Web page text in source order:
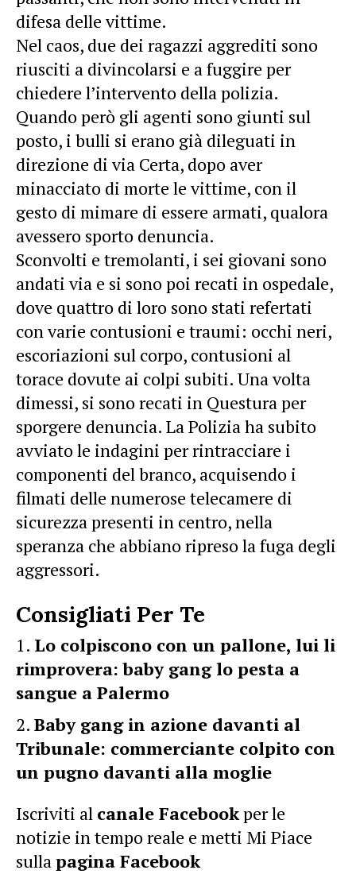
difesa delle vittime.
Nel caos, due dei ragazzi aggrediti sono
riusciti a divincolarsi e a fuggire per
chiedere l’intervento della polizia.
Quando però gli agenti sono giunti sul
posto, i bulli si erano già dileguati in
direzione di via Certa, dopo aver
minacciato di morte le vittime, con il
gesto di mimare di essere armati, qualora
avessero sporto denuncia.
Sconvolti e tremolanti, i sei giovani sono
andati via e si sono poi recati in ospedale,
dove quattro di loro sono stati refertati
con varie contusioni e traumi: occhi neri,
escoriazioni sul corpo, contusioni al
torace dovute ai colpi subiti. Una volta
dimessi, si sono recati in Questura per
sporgere denuncia. La Polizia ha subito
avviato le indagini per rintracciare i
componenti del branco, acquisendo i
filmati delle numerose telecamere di
sicurezza presenti in centro, nella
speranza che abbiano ripreso la fuga degli
aggressori.
Consigliati Per Te
Lo colpiscono con un pallone, lui li
rimprovera: baby gang lo pesta a
sangue a Palermo
Baby gang in azione davanti al
Tribunale: commerciante colpito con
un pugno davanti alla moglie
Iscriviti al canale Facebookper le
notizie in tempo reale e metti Mi Piace
sullapagina Facebook